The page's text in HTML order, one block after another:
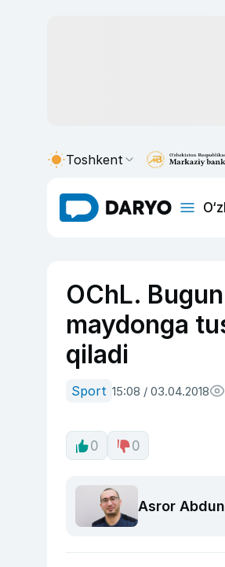
Toshkent
OChL.
maydonga
qiladi
Sport 15:08 / 03.04.2018
0 0
Asror